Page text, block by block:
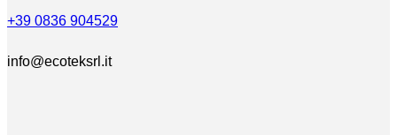
+39 0836 904529
info@ecoteksrl.it